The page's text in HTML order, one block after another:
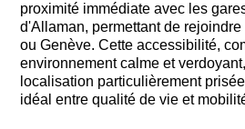
proximité immédiate avec les
d'Allaman, permettant de
ou Genève. Cette accessibilité,
environnement calme et
localisation particulièrement
idéal entre qualité de vie et